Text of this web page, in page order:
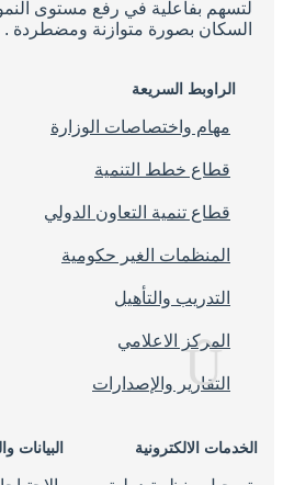
لتسهم بفاعلية في رفع مستوى
السكان بصورة متوازنة ومضطردة .
الراوبط السريعة
مهام واختصاصات الوزارة
قطاع خطط التنمية
قطاع تنمية التعاون الدولي
المنظمات الغير حكومية
التدريب والتأهيل
المركز الاعلامي
التقارير والإصدارات
الخدمات الالكترونية البيانات